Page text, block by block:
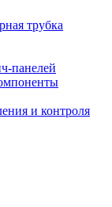
трубка
панелей
и контроля